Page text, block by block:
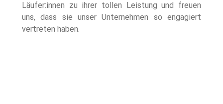
Läufer:innen zu ihrer tollen Leistung und freuen
uns, dass sie unser Unternehmen so engagiert
vertreten haben.